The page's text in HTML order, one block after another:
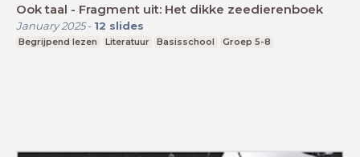
Ook taal - Fragment uit: Het dikke zeedierenboek
January 2025- 12 slides
Begrijpend lezen Literatuur Basisschool Groep 5-8